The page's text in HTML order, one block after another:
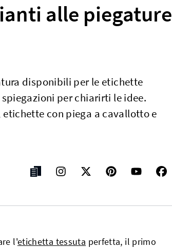
alle piegature
disponibili per le etichette
per chiarirti le idee.
con piega a cavallotto e
l'etichetta tessuta perfetta, il primo